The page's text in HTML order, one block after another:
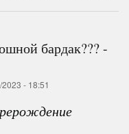
бардак??? -
- 18:51